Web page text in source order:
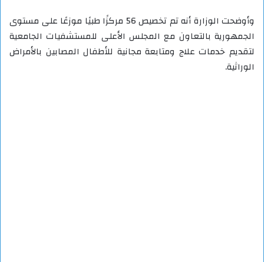
وأوضحت الوزارة أنه تم تخصيص 56 مركزًا طبيًا موزعًا على مستوى
الجمهورية بالتعاون مع المجلس الأعلى للمستشفيات الجامعية
لتقديم خدمات علاج ومتابعة مجانية للأطفال المصابين بالأمراض
الوراثية.